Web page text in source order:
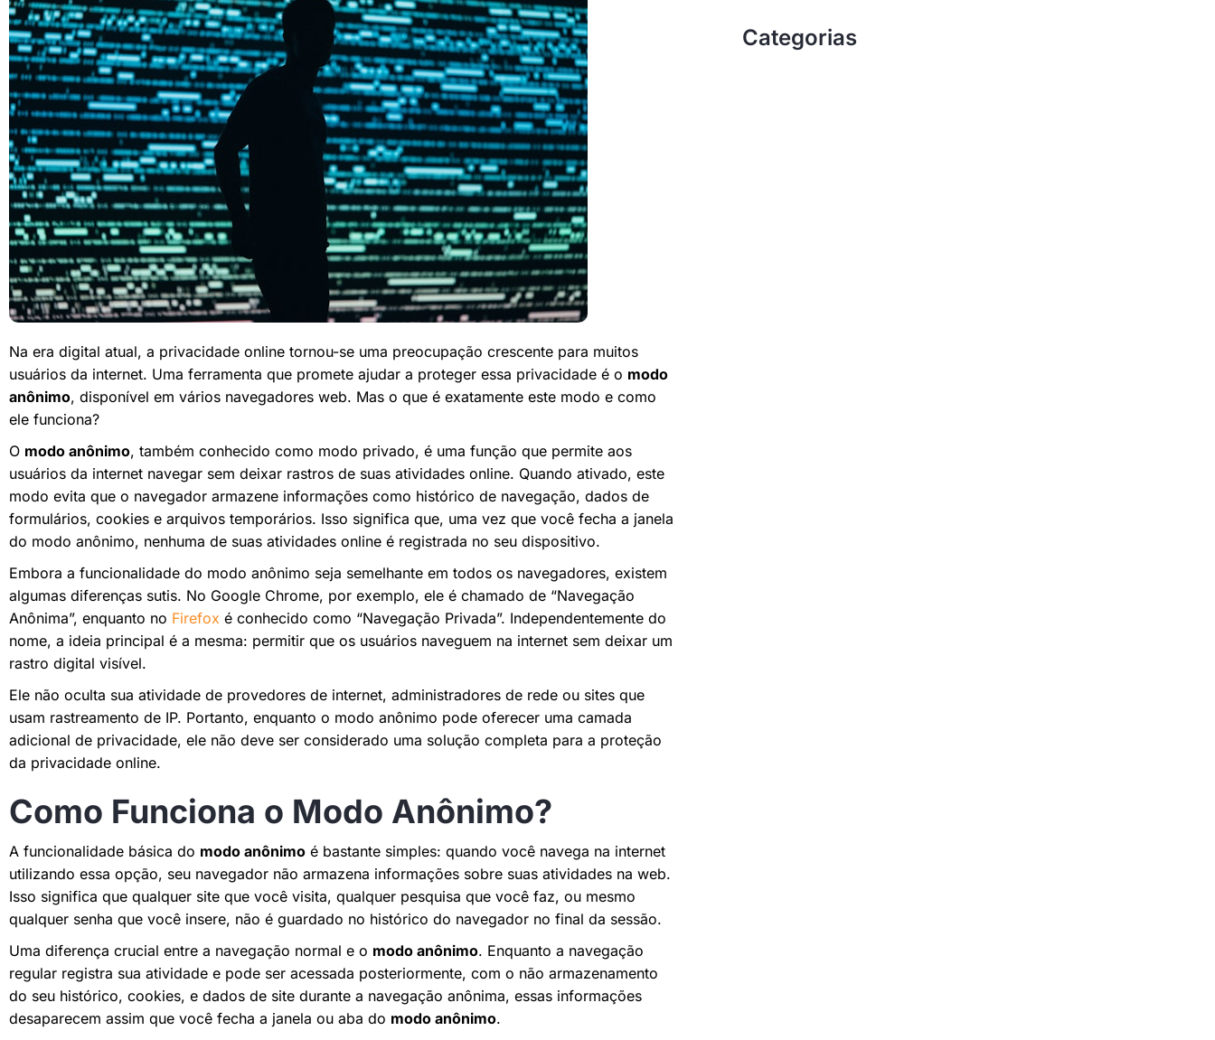
Na era digital atual, a privacidade online tornou-se uma preocupação crescente para muitos
usuários da internet. Uma ferramenta que promete ajudar a proteger essa privacidade é o modo
anônimo, disponível em vários navegadores web. Mas o que é exatamente este modo e como
ele funciona?
O modo anônimo, também conhecido como modo privado, é uma função que permite aos
usuários da internet navegar sem deixar rastros de suas atividades online. Quando ativado, este
modo evita que o navegador armazene informações como histórico de navegação, dados de
formulários, cookies e arquivos temporários. Isso significa que, uma vez que você fecha a janela
do modo anônimo, nenhuma de suas atividades online é registrada no seu dispositivo.
Embora a funcionalidade do modo anônimo seja semelhante em todos os navegadores, existem
algumas diferenças sutis. No Google Chrome, por exemplo, ele é chamado de “Navegação
Anônima”, enquanto no Firefox é conhecido como “Navegação Privada”. Independentemente do
nome, a ideia principal é a mesma: permitir que os usuários naveguem na internet sem deixar um
rastro digital visível.
Ele não oculta sua atividade de provedores de internet, administradores de rede ou sites que
usam rastreamento de IP. Portanto, enquanto o modo anônimo pode oferecer uma camada
adicional de privacidade, ele não deve ser considerado uma solução completa para a proteção
da privacidade online.
Como Funciona o Modo Anônimo?
A funcionalidade básica do modo anônimo é bastante simples: quando você navega na internet
utilizando essa opção, seu navegador não armazena informações sobre suas atividades na web.
Isso significa que qualquer site que você visita, qualquer pesquisa que você faz, ou mesmo
qualquer senha que você insere, não é guardado no histórico do navegador no final da sessão.
Uma diferença crucial entre a navegação normal e o modo anônimo. Enquanto a navegação
regular registra sua atividade e pode ser acessada posteriormente, com o não armazenamento
do seu histórico, cookies, e dados de site durante a navegação anônima, essas informações
desaparecem assim que você fecha a janela ou aba do modo anônimo.
Categorias